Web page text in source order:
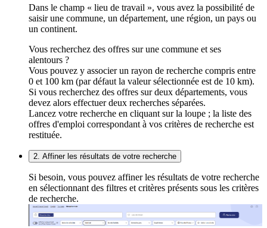
Dans le champ « lieu de travail », vous avez la possibilité de
saisir une commune, un département, une région, un pays ou
un continent.
Vous recherchez des offres sur une commune et ses
alentours ?
Vous pouvez y associer un rayon de recherche compris entre
0 et 100 km (par défaut la valeur sélectionnée est de 10 km).
Si vous recherchez des offres sur deux départements, vous
devez alors effectuer deux recherches séparées.
Lancez votre recherche en cliquant sur la loupe ; la liste des
offres d'emploi correspondant à vos critères de recherche est
restituée.
2. Affiner les résultats de votre recherche
Si besoin, vous pouvez affiner les résultats de votre recherche
en sélectionnant des filtres et critères présents sous les critères
de recherche.